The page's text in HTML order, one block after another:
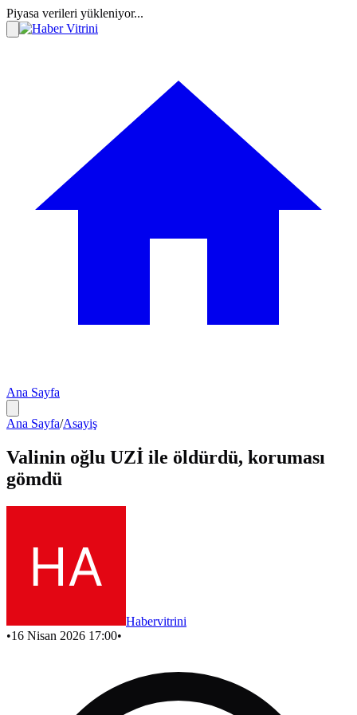
Piyasa verileri yükleniyor...
Ana Sayfa
Ana Sayfa/Asayiş
Valinin oğlu UZİ ile öldürdü, koruması
gömdü
Habervitrini
•16 Nisan 2026 17:00•